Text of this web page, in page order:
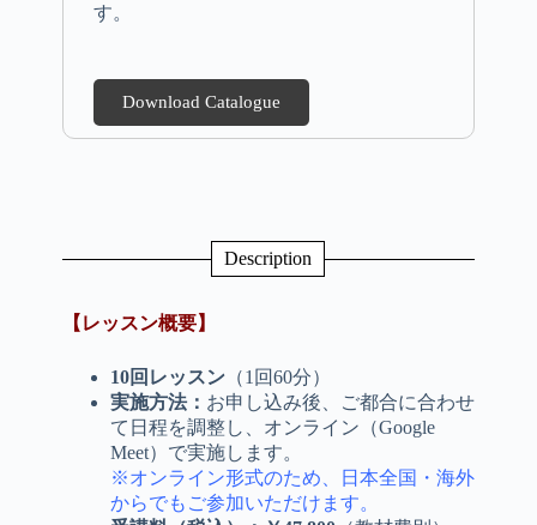
す。
Download Catalogue
Description
【レッスン概要】
10回レッスン（1回60分）
実施方法： お申し込み後、ご都合に合わせ
て日程を調整し、オンライン（Google
Meet）で実施します。
※オンライン形式のため、日本全国・海外
からでもご参加いただけます。